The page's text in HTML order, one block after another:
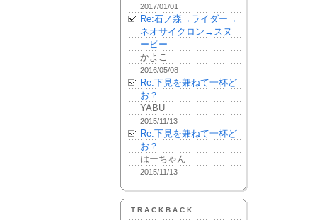
2017/01/01
Re:石ノ森→ライダー→
ネオサイクロン→スヌ
ーピー
かよこ
2016/05/08
Re:下見を兼ねて一杯ど
お？
YABU
2015/11/13
Re:下見を兼ねて一杯ど
お？
はーちゃん
2015/11/13
TRACKBACK